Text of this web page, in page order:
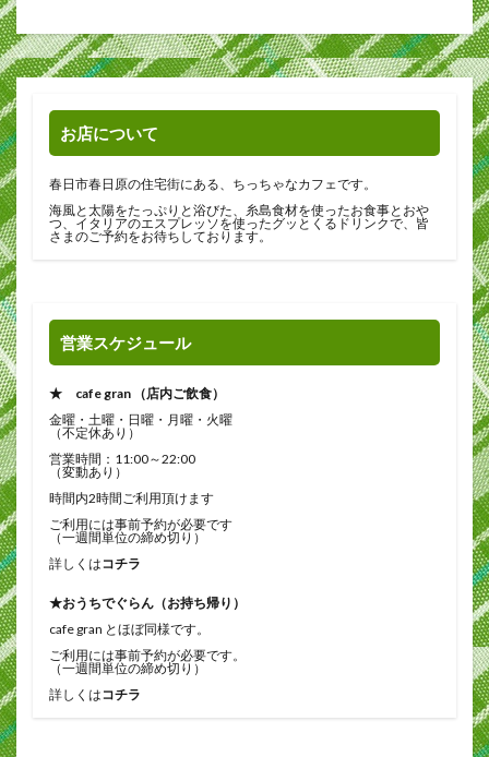
お店について
春日市春日原の住宅街にある、ちっちゃなカフェです。
海風と太陽をたっぷりと浴びた、糸島食材を使ったお食事とおや
つ、イタリアのエスプレッソを使ったグッとくるドリンクで、皆
さまのご予約をお待ちしております。
営業スケジュール
★ cafe gran （店内ご飲食）
金曜・土曜・日曜・月曜・火曜
（不定休あり）
営業時間：11:00～22:00
（変動あり）
時間内2時間ご利用頂けます
ご利用には事前予約が必要です
（一週間単位の締め切り）
詳しくはコチラ
★おうちでぐらん（お持ち帰り）
cafe gran とほぼ同様です。
ご利用には事前予約が必要です。
（一週間単位の締め切り）
詳しくはコチラ